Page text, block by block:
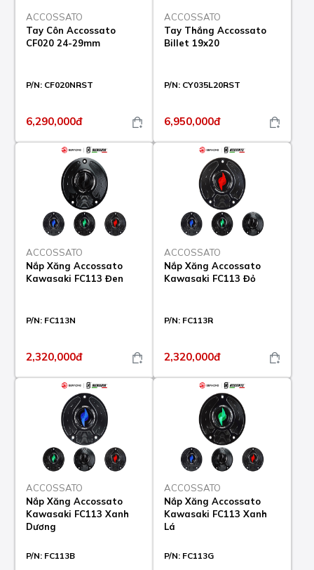
ACCOSSATO
Tay Côn Accossato
CF020 24-29mm
P/N: CF020NRST
6,290,000đ
ACCOSSATO
Tay Thắng Accossato
Billet 19x20
P/N: CY035L20RST
6,950,000đ
ACCOSSATO
Nắp Xăng Accossato
Kawasaki FC113 Đen
P/N: FC113N
2,320,000đ
ACCOSSATO
Nắp Xăng Accossato
Kawasaki FC113 Đỏ
P/N: FC113R
2,320,000đ
ACCOSSATO
Nắp Xăng Accossato
Kawasaki FC113 Xanh
Dương
P/N: FC113B
ACCOSSATO
Nắp Xăng Accossato
Kawasaki FC113 Xanh
Lá
P/N: FC113G